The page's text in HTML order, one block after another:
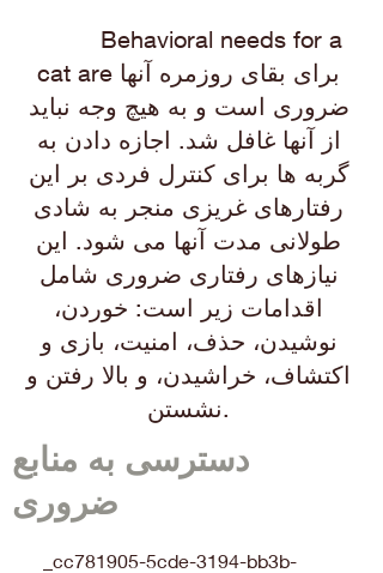
Behavioral needs for a
cat are برای بقای روزمره آنها
ضروری است و به هیچ وجه نباید
از آنها غافل شد. اجازه دادن به
گربه ها برای کنترل فردی بر این
رفتارهای غریزی منجر به شادی
طولانی مدت آنها می شود. این
نیازهای رفتاری ضروری شامل
اقدامات زیر است: خوردن،
نوشیدن، حذف، امنیت، بازی و
اکتشاف، خراشیدن، و بالا رفتن و
نشستن.
دسترسی به منابع
ضروری
_cc781905-5cde-3194-bb3b-